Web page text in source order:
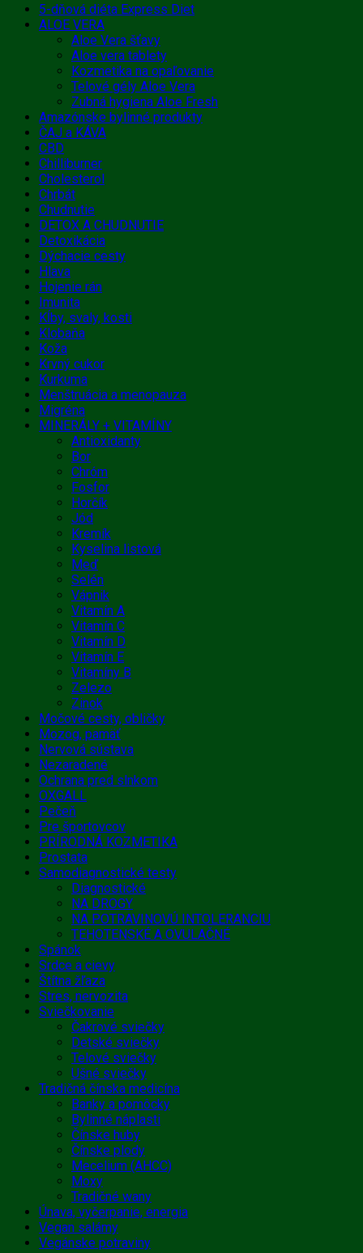
5-dňová diéta Express Diet
ALOE VERA
Aloe Vera šťavy
Aloe vera tablety
Kozmetika na opaľovanie
Telové gély Aloe Vera
Zubná hygiena Aloe Fresh
Amazónske bylinné produkty
ČAJ a KÁVA
CBD
Chilliburner
Cholesterol
Chrbát
Chudnutie
DETOX A CHUDNUTIE
Detoxikácia
Dýchacie cesty
Hlava
Hojenie rán
Imunita
Kĺby, svaly, kosti
Klobaňa
Koža
Krvný cukor
Kurkuma
Menštruácia a menopauza
Migréna
MINERÁLY + VITAMÍNY
Antioxidanty
Bor
Chróm
Fosfor
Horčík
Jód
Kremík
Kyselina listová
Meď
Selén
Vápnik
Vitamín A
Vitamín C
Vitamín D
Vitamín E
Vitamíny B
Zelezo
Zinok
Močové cesty, obličky
Mozog, pamäť
Nervová sústava
Nezaradené
Ochrana pred slnkom
OXGALL
Pečeň
Pre športovcov
PRÍRODNÁ KOZMETIKA
Prostata
Samodiagnostické testy
Diagnostické
NA DROGY
NA POTRAVINOVÚ INTOLERANCIU
TEHOTENSKÉ A OVULAČNÉ
Spánok
Srdce a cievy
Štítna žľaza
Stres, nervozita
Sviečkovanie
Čakrové sviečky
Detské sviečky
Telové sviečky
Ušné sviečky
Tradičná čínska medicína
Banky a pomôcky
Bylinné náplasti
Čínske huby
Čínske plody
Mecelium (AHCC)
Moxy
Tradičné wany
Únava, vyčerpanie, energia
Vegan salámy
Vegánske potraviny